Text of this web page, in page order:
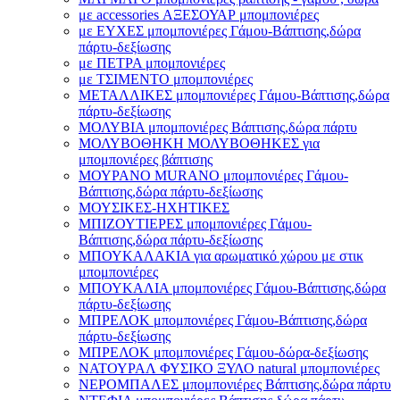
με accessories ΑΞΕΣΟΥΑΡ μπομπονιέρες
με ΕΥΧΕΣ μπομπονιέρες Γάμου-Βάπτισης,δώρα
πάρτυ-δεξίωσης
με ΠΕΤΡΑ μπομπονιέρες
με ΤΣΙΜΕΝΤΟ μπομπονιέρες
ΜΕΤΑΛΛΙΚΕΣ μπομπονιέρες Γάμου-Βάπτισης,δώρα
πάρτυ-δεξίωσης
ΜΟΛΥΒΙΑ μπομπονιέρες Βάπτισης,δώρα πάρτυ
ΜΟΛΥΒΟΘΗΚΗ ΜΟΛΥΒΟΘΗΚΕΣ για
μπομπονιέρες βάπτισης
ΜΟΥΡΑΝΟ MURANO μπομπονιέρες Γάμου-
Βάπτισης,δώρα πάρτυ-δεξίωσης
ΜΟΥΣΙΚΕΣ-ΗΧΗΤΙΚΕΣ
ΜΠΙΖΟΥΤΙΕΡΕΣ μπομπονιέρες Γάμου-
Βάπτισης,δώρα πάρτυ-δεξίωσης
ΜΠΟΥΚΑΛΑΚΙΑ για αρωματικό χώρου με στικ
μπομπονιέρες
ΜΠΟΥΚΑΛΙΑ μπομπονιέρες Γάμου-Βάπτισης,δώρα
πάρτυ-δεξίωσης
ΜΠΡΕΛΟΚ μπομπονιέρες Γάμου-Βάπτισης,δώρα
πάρτυ-δεξίωσης
ΜΠΡΕΛΟΚ μπομπονιέρες Γάμου-δώρα-δεξίωσης
ΝΑΤΟΥΡΑΛ ΦΥΣΙΚΟ ΞΥΛΟ natural μπομπονιέρες
ΝΕΡΟΜΠΑΛΕΣ μπομπονιέρες Βάπτισης,δώρα πάρτυ